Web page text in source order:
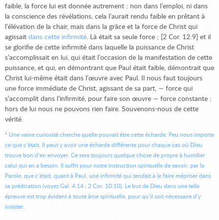
faible, la force lui est donnée autrement : non dans l’emploi, ni dans
la conscience des révélations, cela l’aurait rendu faible en prêtant à
l’élévation de la chair, mais dans la grâce et la force de Christ qui
agissait dans cette infirmité
Là était sa seule force ; [2 Cor. 12:9] et il
se glorifie de cette infirmité dans laquelle la puissance de Christ
s’accomplissait en lui, qui était l’occasion de la manifestation de cette
puissance, et qui, en démontrant que Paul était faible, démontrait que
Christ lui-même était dans l’œuvre avec Paul. Il nous faut toujours
une force immédiate de Christ, agissant de sa part, — force qui
s’accomplit dans l’infirmité, pour faire son œuvre — force constante ;
hors de lui nous ne pouvons rien faire. Souvenons-nous de cette
vérité.
1
Une vaine curiosité cherche quelle pouvait être cette écharde. Peu nous importe
ce que c’était. Il peut y avoir une écharde différente pour chaque cas où Dieu
trouve bon d’en envoyer. Ce sera toujours quelque chose de propre à humilier
celui qui en a besoin. Il suffit pour notre instruction spirituelle de savoir, par la
Parole, que c’était, quant à Paul, une infirmité qui tendait à le faire mépriser dans
sa prédication (voyez Gal. 4:14 ; 2 Cor. 10:10). Le but de Dieu dans une telle
épreuve est trop évident à toute âme spirituelle, pour qu’il soit nécessaire d’y
insister.